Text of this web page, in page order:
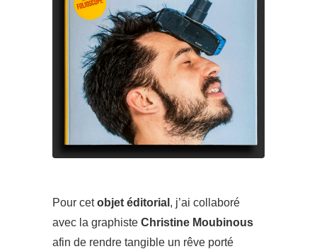
Pour cetobjet éditorial , j’ai collaboré
avec la graphiste Christine Moubinous
afin de rendre tangible un rêve porté